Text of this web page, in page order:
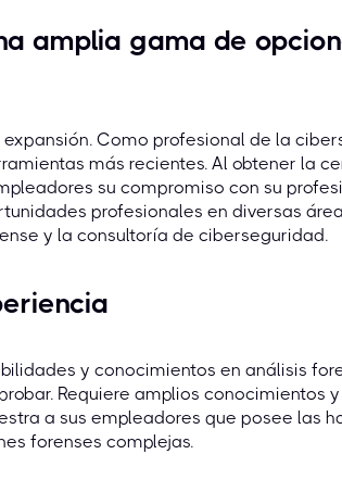
amplia gama de
Como profesional de la
más recientes. Al obtener la
su compromiso con su
profesionales en diversas
y la consultoría de ciberseguridad.
y conocimientos en análisis
Requiere amplios conocimientos
a sus empleadores que posee las
forenses complejas.